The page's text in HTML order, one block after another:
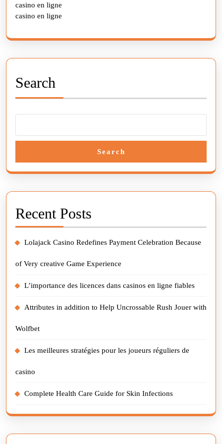
casino en ligne
casino en ligne
Search
Search
Recent Posts
Lolajack Casino Redefines Payment Celebration Because
of Very creative Game Experience
L’importance des licences dans casinos en ligne fiables
Attributes in addition to Help Uncrossable Rush Jouer with
Wolfbet
Les meilleures stratégies pour les joueurs réguliers de
casino
Complete Health Care Guide for Skin Infections